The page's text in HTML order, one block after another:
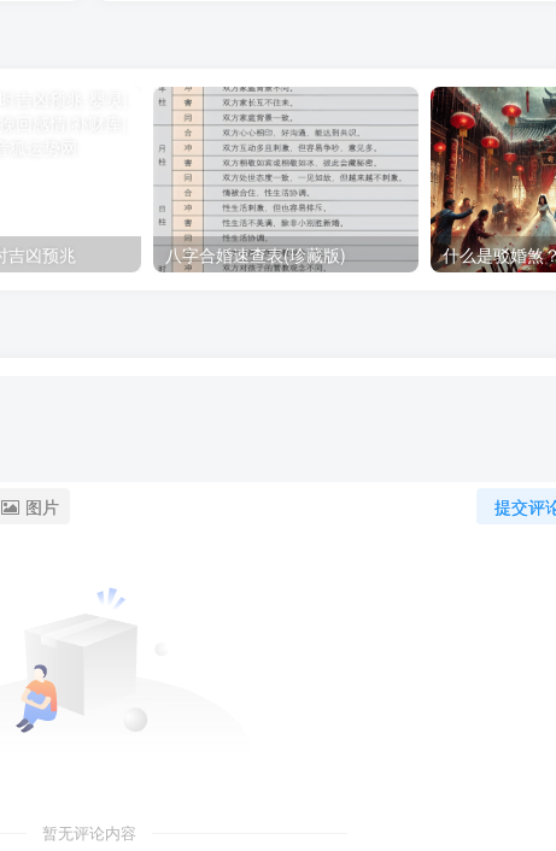
吉凶预兆 八字合婚速查表(珍藏版) 什么是驳婚煞
提交评
图片
暂无评论内容